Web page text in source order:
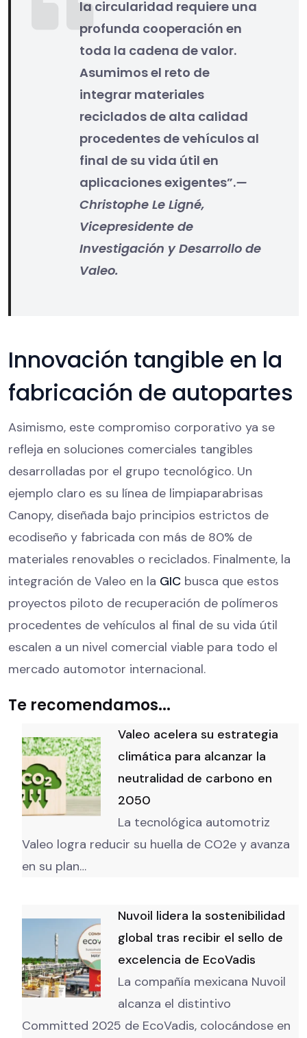
la circularidad requiere una
profunda cooperación en
toda la cadena de valor.
Asumimos el reto de
integrar materiales
reciclados de alta calidad
procedentes de vehículos al
final de su vida útil en
aplicaciones exigentes”.—
Christophe Le Ligné,
Vicepresidente de
Investigación y Desarrollo de
Valeo.
Innovación tangible en la
fabricación de autopartes
Asimismo, este compromiso corporativo ya se
refleja en soluciones comerciales tangibles
desarrolladas por el grupo tecnológico. Un
ejemplo claro es su línea de limpiaparabrisas
Canopy, diseñada bajo principios estrictos de
ecodiseño y fabricada con más de 80% de
materiales renovables o reciclados. Finalmente, la
integración de Valeo en la GIC busca que estos
proyectos piloto de recuperación de polímeros
procedentes de vehículos al final de su vida útil
escalen a un nivel comercial viable para todo el
mercado automotor internacional.
Te recomendamos...
Valeo acelera su estrategia
climática para alcanzar la
neutralidad de carbono en
2050
La tecnológica automotriz
Valeo logra reducir su huella de CO2e y avanza
en su plan…
Nuvoil lidera la sostenibilidad
global tras recibir el sello de
excelencia de EcoVadis
La compañía mexicana Nuvoil
alcanza el distintivo
Committed 2025 de EcoVadis, colocándose en